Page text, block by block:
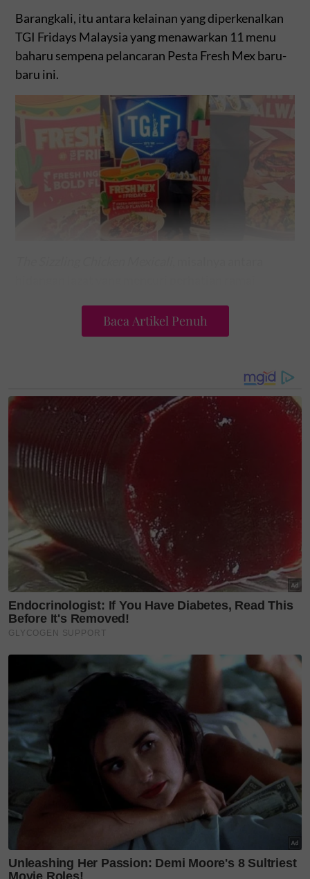
Barangkali, itu antara kelainan yang diperkenalkan
TGI Fridays Malaysia yang menawarkan 11 menu
baharu sempena pelancaran Pesta Fresh Mex baru-
baru ini.
keju cair, selain nasi Sepanyol bersama lada, bawang,
, jalapeno panggang dan ketumbar.
Selain itu, jangan terlepas untuk mencuba seleksi
taco ekstrem,
Lime Butter Shrimp Tacosyang
menjadi pilihan laku keras kerana dilengkapi udang
tumis mentega limau nipis, salsa, keju mozzarella,
Penulis yang berpeluang untuk mencuba menu
Baca Artikel Penuh